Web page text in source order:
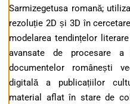
Sarmizegetusa romană;
rezoluție 2D și 3D în
modelarea tendințelor
avansate de procesare a
documentelor românești
digitală a publicațiilor
material aflat în stare de